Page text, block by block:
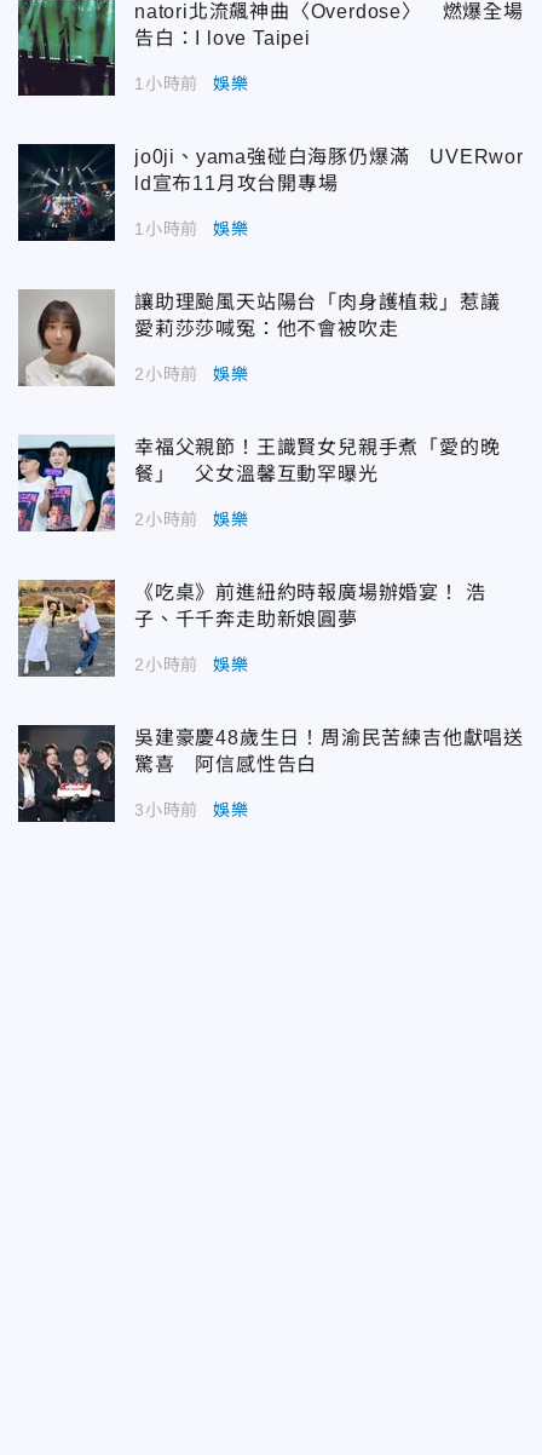
natori北流飆神曲〈Overdose〉 燃爆全場
告白：I love Taipei
1小時前 娛樂
jo0ji、yama強碰白海豚仍爆滿 UVERwor
ld宣布11月攻台開專場
1小時前 娛樂
讓助理颱風天站陽台「肉身護植栽」惹議
愛莉莎莎喊冤：他不會被吹走
2小時前 娛樂
幸福父親節！王識賢女兒親手煮「愛的晚
餐」 父女溫馨互動罕曝光
2小時前 娛樂
《吃桌》前進紐約時報廣場辦婚宴！ 浩
子、千千奔走助新娘圓夢
2小時前 娛樂
吳建豪慶48歲生日！周渝民苦練吉他獻唱送
驚喜 阿信感性告白
3小時前 娛樂